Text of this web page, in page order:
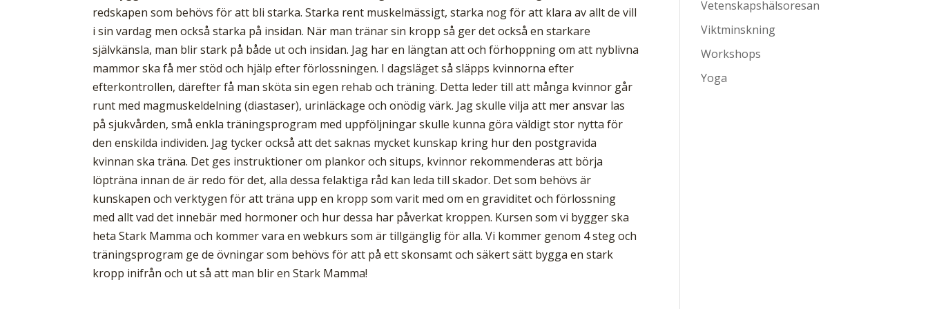
redskapen som behövs för att bli starka. Starka rent muskelmässigt, starka nog för att klara av allt de vill
i sin vardag men också starka på insidan. När man tränar sin kropp så ger det också en starkare
självkänsla, man blir stark på både ut och insidan. Jag har en längtan att och förhoppning om att nyblivna
mammor ska få mer stöd och hjälp efter förlossningen. I dagsläget så släpps kvinnorna efter
efterkontrollen, därefter få man sköta sin egen rehab och träning. Detta leder till att många kvinnor går
runt med magmuskeldelning (diastaser), urinläckage och onödig värk. Jag skulle vilja att mer ansvar las
på sjukvården, små enkla träningsprogram med uppföljningar skulle kunna göra väldigt stor nytta för
den enskilda individen. Jag tycker också att det saknas mycket kunskap kring hur den postgravida
kvinnan ska träna. Det ges instruktioner om plankor och situps, kvinnor rekommenderas att börja
löpträna innan de är redo för det, alla dessa felaktiga råd kan leda till skador. Det som behövs är
kunskapen och verktygen för att träna upp en kropp som varit med om en graviditet och förlossning
med allt vad det innebär med hormoner och hur dessa har påverkat kroppen. Kursen som vi bygger ska
heta Stark Mamma och kommer vara en webkurs som är tillgänglig för alla. Vi kommer genom 4 steg och
träningsprogram ge de övningar som behövs för att på ett skonsamt och säkert sätt bygga en stark
kropp inifrån och ut så att man blir en Stark Mamma!
Vetenskapshälsoresan
Viktminskning
Workshops
Yoga